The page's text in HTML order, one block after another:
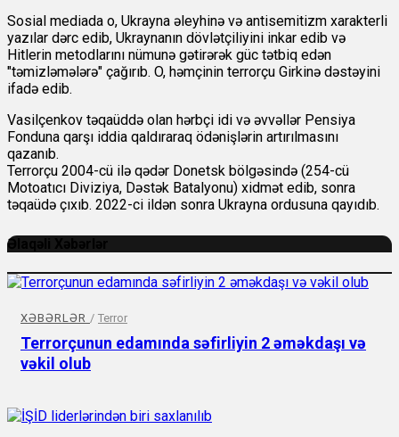
Sosial mediada o, Ukrayna əleyhinə və antisemitizm xarakterli
yazılar dərc edib, Ukraynanın dövlətçiliyini inkar edib və
Hitlerin metodlarını nümunə gətirərək güc tətbiq edən
"təmizləmələrə" çağırıb. O, həmçinin terrorçu Girkinə dəstəyini
ifadə edib.
Vasilçenkov təqaüddə olan hərbçi idi və əvvəllər Pensiya
Fonduna qarşı iddia qaldıraraq ödənişlərin artırılmasını
qazanıb.
Terrorçu 2004-cü ilə qədər Donetsk bölgəsində (254-cü
Motoatıcı Diviziya, Dəstək Batalyonu) xidmət edib, sonra
təqaüdə çıxıb. 2022-ci ildən sonra Ukrayna ordusuna qayıdıb.
Əlaqəli Xəbərlər
XƏBƏRLƏR / Terror
Terrorçunun edamında səfirliyin 2 əməkdaşı və
vəkil olub